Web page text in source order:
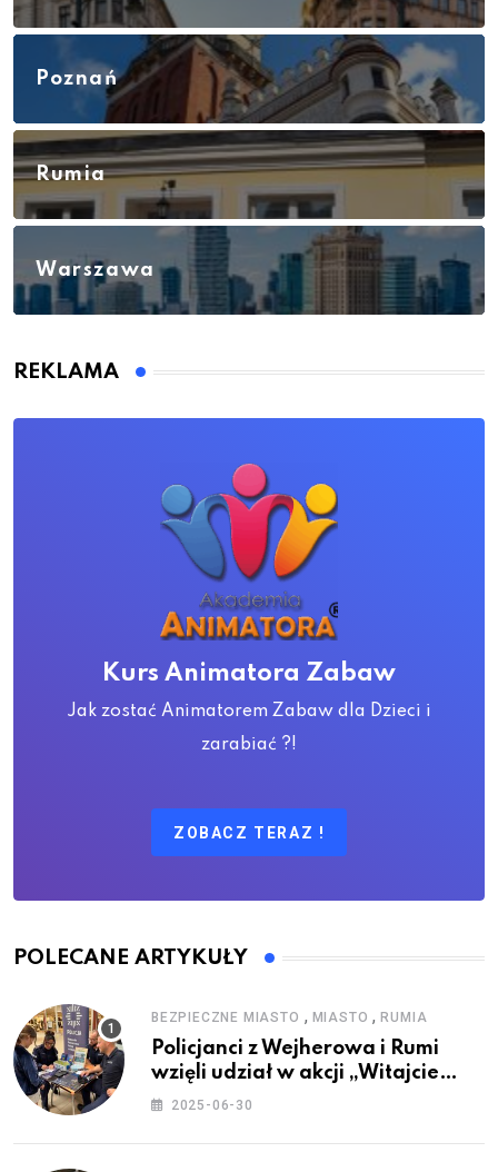
Poznań
Rumia
Warszawa
REKLAMA
Kurs Animatora Zabaw
Jak zostać Animatorem Zabaw dla Dzieci i
zarabiać ?!
ZOBACZ TERAZ !
POLECANE ARTYKUŁY
BEZPIECZNE MIASTO , MIASTO ,RUMIA
Policjanci z Wejherowa i Rumi
wzięli udział w akcji „Witajcie
Wakacje”
2025-06-30